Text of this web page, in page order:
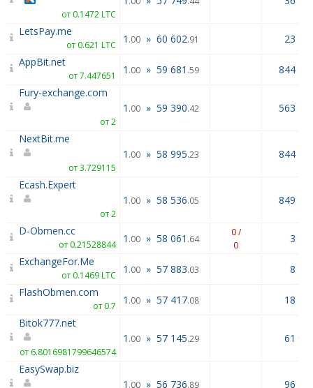
от 0.1472 LTC
LetsPay.me
от 0.621 LTC 1 .00 » 60 602.91
23
AppBit.net
от 7.447651 1 .00 » 59 681 .59
844
Fury-exchange.com
от 2
1 .00 » 59 390.42 563
NextBit.me
от 3.729115
1 .00 » 58 995.23 844
Ecash.Expert
от 2
1 .00 » 58 536.05 849
D-Obmen.cc
от 0.21528844 1 .00 » 58 061 .64
0 /
0
3
ExchangeFor.Me
от 0.1469 LTC 1 .00 » 57 883.03
8
FlashObmen.com
от 0.7 1 .00 » 57 417.08
18
Bitok777.net
от 6.8016981799646574
1 .00 » 57 145.29 61
EasySwap.biz
1 .00 » 56 736.89 96